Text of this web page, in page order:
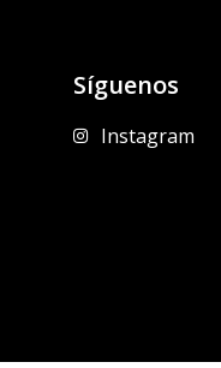
Síguenos
Instagram